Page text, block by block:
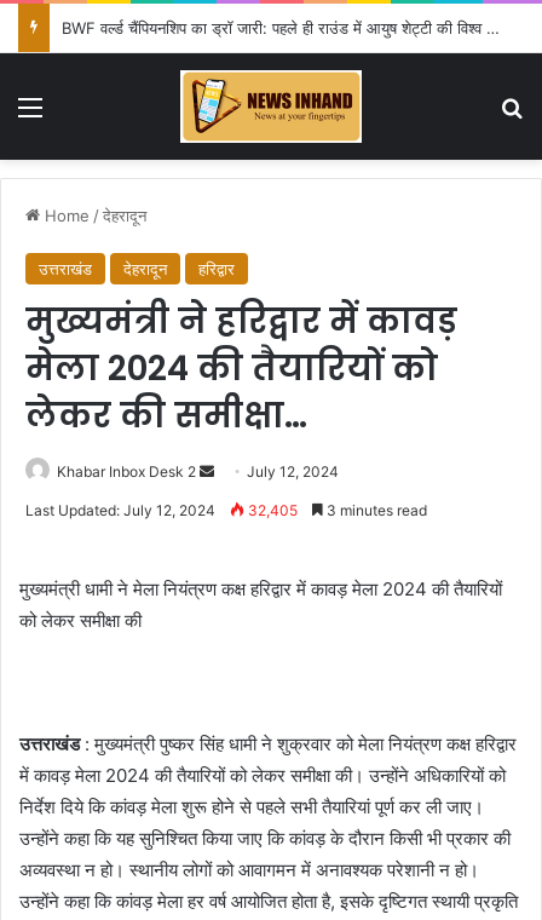
BWF वर्ल्ड चैंपियनशिप का ड्रॉ जारी: पहले ही राउंड में आयुष शेट्टी की विश्व चैंपियन शी यूकी से टक्कर, सिंधू-लक्ष्य को राहत
Menu
Home /देहरादून
उत्तराखंड देहरादून हरिद्वार
मुख्यमंत्री ने हरिद्वार में कावड़
मेला 2024 की तैयारियों को
लेकर की समीक्षा…
Khabar Inbox Desk 2
SendJuly 12, 2024
Last Updated: July 12, 2024 32,405 3 minutes read
मुख्यमंत्री धामी ने मेला नियंत्रण कक्ष हरिद्वार में कावड़ मेला 2024 की तैयारियों
को लेकर समीक्षा की
उत्तराखंड: मुख्यमंत्री पुष्कर सिंह धामी ने शुक्रवार को मेला नियंत्रण कक्ष हरिद्वार
में कावड़ मेला 2024 की तैयारियों को लेकर समीक्षा की। उन्होंने अधिकारियों को
निर्देश दिये कि कांवड़ मेला शुरू होने से पहले सभी तैयारियां पूर्ण कर ली जाए।
उन्होंने कहा कि यह सुनिश्चित किया जाए कि कांवड़ के दौरान किसी भी प्रकार की
अव्यवस्था न हो। स्थानीय लोगों को आवागमन में अनावश्यक परेशानी न हो।
उन्होंने कहा कि कांवड़ मेला हर वर्ष आयोजित होता है, इसके दृष्टिगत स्थायी प्रकृति